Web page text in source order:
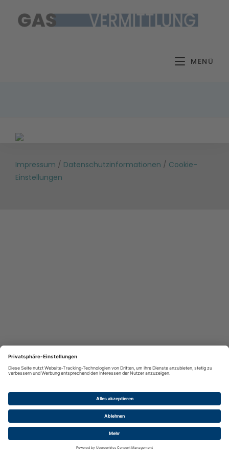
Inhalt
MENÜ
Impressum / Datenschutzinformationen / Cookie-
Einstellungen